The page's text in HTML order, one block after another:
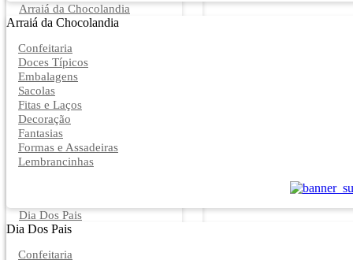
Arraiá da Chocolandia
Arraiá da Chocolandia
Confeitaria
Doces Típicos
Embalagens
Sacolas
Fitas e Laços
Decoração
Fantasias
Formas e Assadeiras
Lembrancinhas
Dia Dos Pais
Dia Dos Pais
Confeitaria